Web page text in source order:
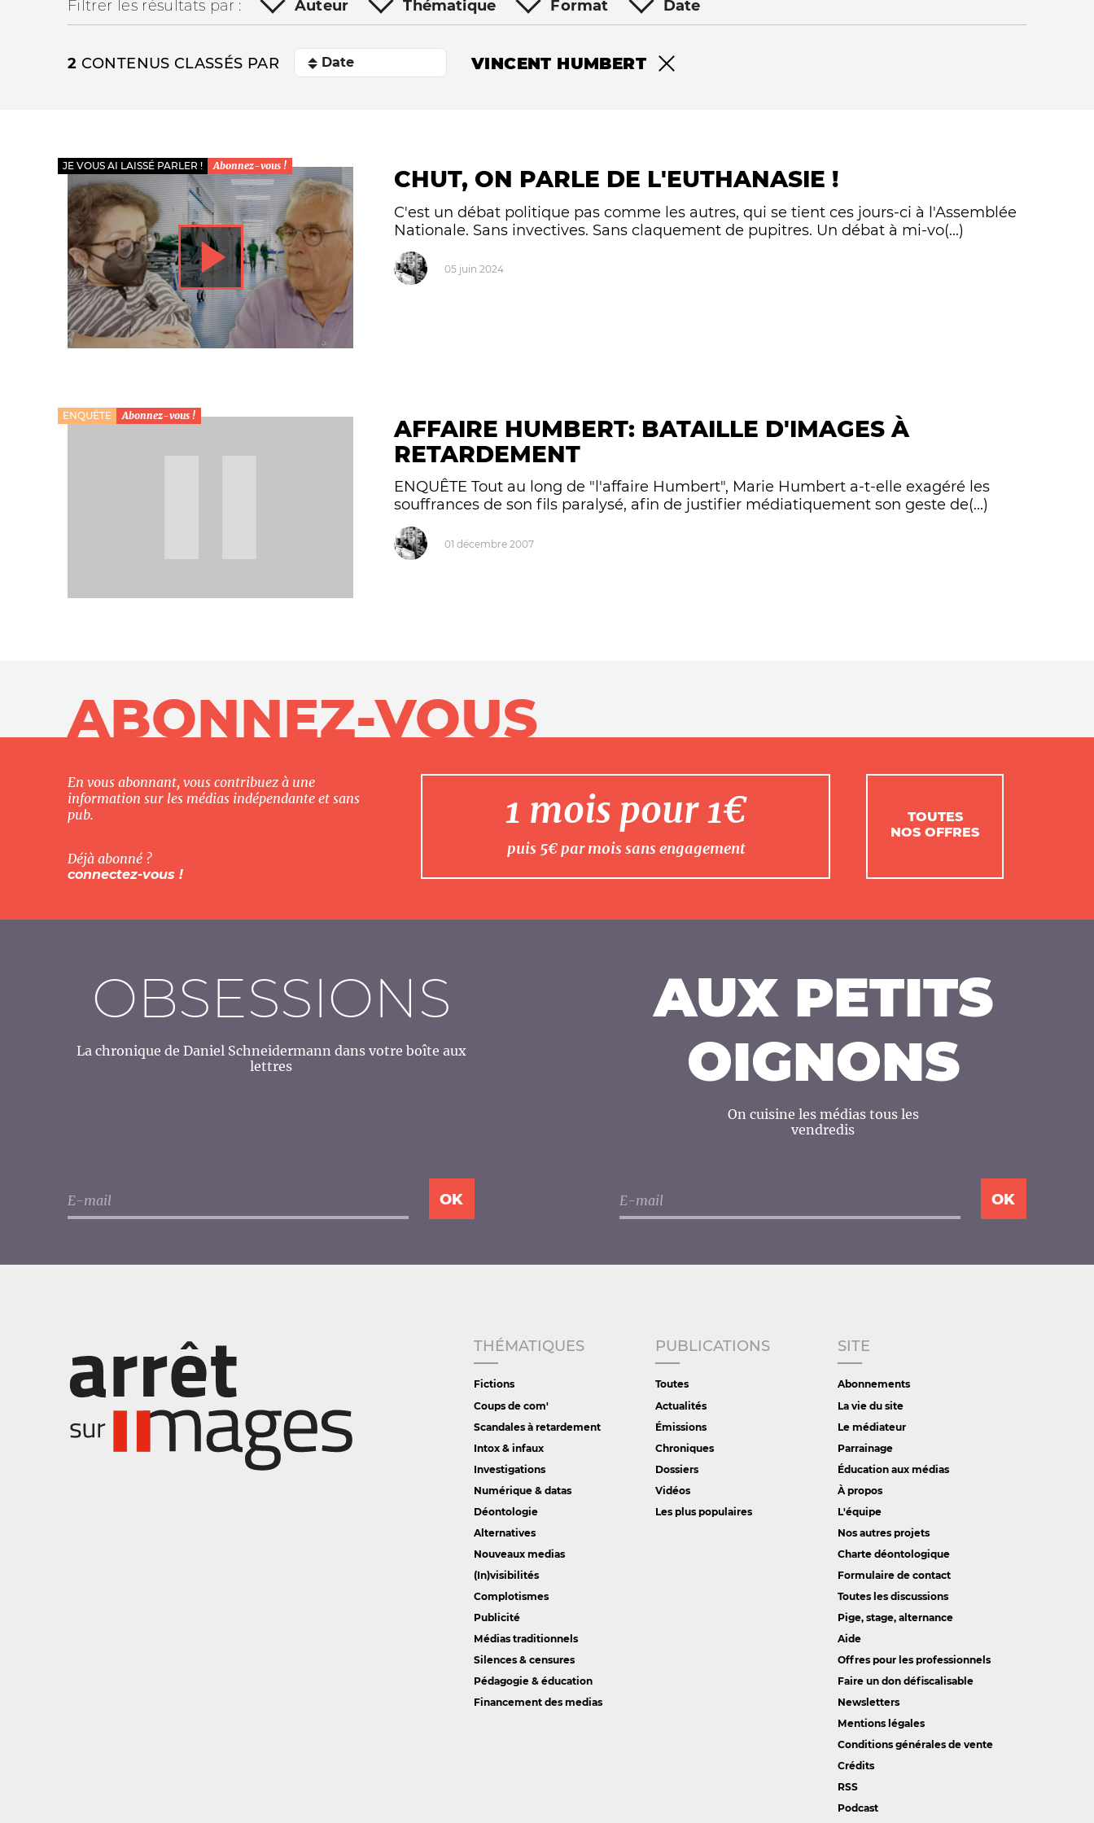
La vie du site Le médiateur L'équipe
Filtrer les résultats par : Auteur Thématique Format Date
2 CONTENUS CLASSÉS PAR VINCENT HUMBERT
JE VOUS AI LAISSÉ PARLER ! Abonnez-vous ! CHUT, ON PARLE DE L'EUTHANASIE !
C'est un débat politique pas comme les autres, qui se tient ces jours-ci à l'Assemblée
Nationale. Sans invectives. Sans claquement de pupitres. Un débat à mi-vo(...)
05 juin 2024
ENQUÊTE Abonnez-vous !
AFFAIRE HUMBERT: BATAILLE D'IMAGES À
RETARDEMENT
ENQUÊTE Tout au long de "l'affaire Humbert", Marie Humbert a-t-elle exagéré les
souffrances de son fils paralysé, afin de justifier médiatiquement son geste de(...)
01 décembre 2007
ABONNEZ-VOUS
En vous abonnant, vous contribuez à une
information sur les médias indépendante et sans
pub.
Déjà abonné ?
connectez-vous !
1 mois pour 1€
puis 5€ par mois sans engagement
TOUTES
NOS OFFRES
OBSESSIONS
La chronique de Daniel Schneidermann dans votre boîte aux
lettres
AUX PETITS
OIGNONS
On cuisine les médias tous les
vendredis
THÉMATIQUES
Fictions
Coups de com'
Scandales à retardement
Intox & infaux
Investigations
Numérique & datas
Déontologie
Alternatives
Nouveaux medias
(In)visibilités
Complotismes
Publicité
Médias traditionnels
Silences & censures
Pédagogie & éducation
Financement des medias
PUBLICATIONS
Toutes
Actualités
Émissions
Chroniques
Dossiers
Vidéos
Les plus populaires
SITE
Abonnements
La vie du site
Le médiateur
Parrainage
Éducation aux médias
À propos
L'équipe
Nos autres projets
Charte déontologique
Formulaire de contact
Toutes les discussions
Pige, stage, alternance
Aide
Offres pour les professionnels
Faire un don défiscalisable
Newsletters
Mentions légales
Conditions générales de vente
Crédits
RSS
Podcast